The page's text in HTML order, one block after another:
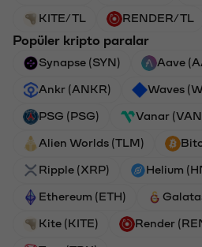
KITE/TL RENDER/TL
Popüler kripto paralar
Synapse (SYN) Aave
Ankr (ANKR) Waves
PSG (PSG) Vanar
Alien Worlds (TLM)
Ripple (XRP) Helium
Ethereum (ETH)
Kite (KITE) Render